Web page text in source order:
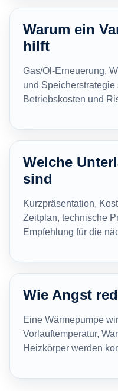
Warum ein
hilft
Gas/Öl-Erneuerung,
und
Betriebskosten und
Welche
sind
Kurzpräsentation,
Zeitplan, technische
Empfehlung für die
Wie Angst
Eine Wärmepumpe
Vorlauftemperatur,
Heizkörper werden